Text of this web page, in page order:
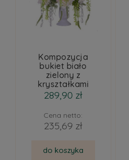
Kompozycja
bukiet biało
zielony z
kryształkami
289,90 zł
Cena netto:
235,69 zł
do koszyka